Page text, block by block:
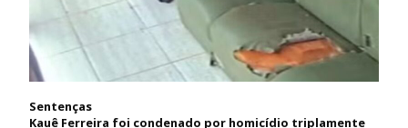
Sentenças
Kauê Ferreira foi condenado por homicídio triplamente